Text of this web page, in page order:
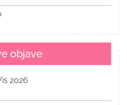
objave
2026